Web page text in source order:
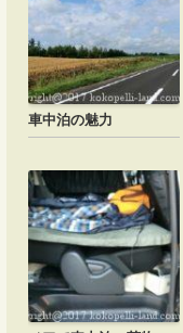
車中泊の魅力